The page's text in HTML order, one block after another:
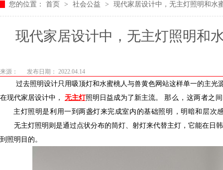
您的位置： 首页 > 社会公益 > 现代家居设计中，无主灯照明和
现代家居设计中，无主灯照明和
来源： 发布日期： 2022.04.14
过去照明设计只用吸顶灯和水蜜桃人与兽黄色网站这样单一的主光源来照
在现代家居设计中，
无主灯照明日益成为了新主流。
那么，这两者之
主灯照明是利用一到两盏灯来完成室内的基础照明，明暗和层次感
无主灯照明则是通过点状分布的筒灯、射灯来代替主灯，它能在日
到照明目的。